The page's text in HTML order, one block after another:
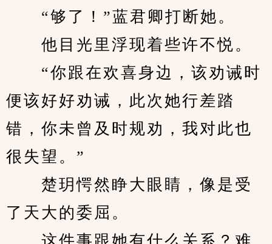
“够了！”蓝君卿打断她。
他目光里浮现着些许不悦。
“你跟在欢喜身边，该劝诫时
便该好好劝诫，此次她行差踏
错，你未曾及时规劝，我对此也
很失望。”
楚玥愕然睁大眼睛，像是受
了天大的委屈。